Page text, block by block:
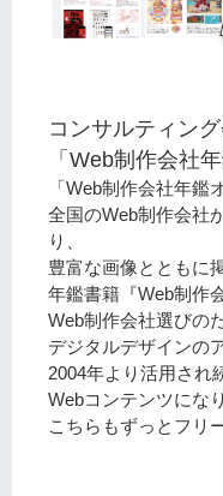
コンサルティン
「Web制作会社
「Web制作会社年鑑
全国のWeb制作会社
り、
豊富な画像とともに
年鑑書籍『Web制作
Web制作会社選びの
デジタルデザインの
2004年より活用され
Webコンテンツにな
こちらもずっとフリ